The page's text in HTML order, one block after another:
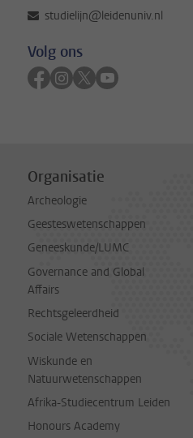
studielijn@leidenuniv.nl
Volg ons
Volg ons op facebook
Volg ons op instagram
Volg ons op twitter
Volg ons op
Organisatie
Archeologie
Geesteswetenschappen
Geneeskunde/LUMC
Governance and Global
Affairs
Rechtsgeleerdheid
Sociale Wetenschappen
Wiskunde en
Natuurwetenschappen
Afrika-Studiecentrum Leiden
Honours Academy